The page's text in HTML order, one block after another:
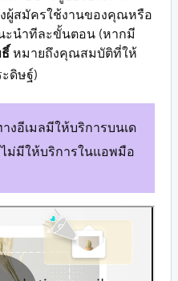
ผู้สมัครใช้งานของคุณหรือ
ะนำทีละขั้นตอน (หากมี
หมายถึงคุณสมบัติที่ให้
ดิษฐ์)
งอีเมลมีให้บริการบนเด
ม่มีให้บริการในแอพมือ